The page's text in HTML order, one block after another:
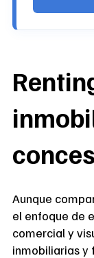
Aunque
el enfoque de
comercial y
inmobiliarias y